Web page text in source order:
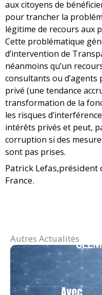
aux citoyens de
pour trancher la
légitime de recours aux
Cette problématique
d’intervention de
néanmoins qu’un
consultants ou d’agents
privé (une tendance
transformation de la
les risques
intérêts privés et peut,
corruption si des
sont pas prises.
Patrick
France.
Autres Actualités